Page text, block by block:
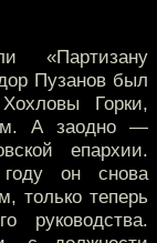
«Партизану
Пузанов был
Горки,
А заодно —
епархии.
он снова
только теперь
руководства.